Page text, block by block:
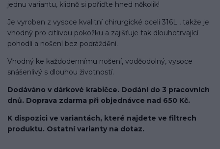
jednu variantu, klidně si pořiďte hned několik!
Je vyroben z vysoce kvalitní chirurgické oceli 316L , takže je
vhodný pro citlivou pokožku a zajišťuje tak dlouhotrvající
pohodlí a nošení bez podráždění.
Vhodný ke každodennímu nošení, voděodolný, vysoce
snášenlivý s dlouhou životností.
Dodáváno v dárkové krabičce. Dodání do 3 pracovních
dnů. Doprava zdarma při objednávce nad 650 Kč.
K dispozici ve variantách, které najdete ve filtrech
produktu. Ostatní varianty na dotaz.